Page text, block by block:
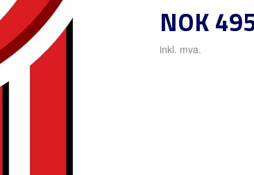
Pris
NOK
inkl. mva.